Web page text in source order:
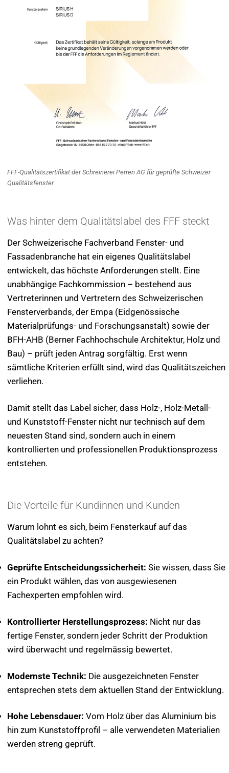
FFF-Qualitätszertifikat der Schreinerei Perren AG für geprüfte Schweizer
Qualitätsfenster
Was hinter dem Qualitätslabel des FFF steckt
Der Schweizerische Fachverband Fenster- und
Fassadenbranche hat ein eigenes Qualitätslabel
entwickelt, das höchste Anforderungen stellt. Eine
unabhängige Fachkommission – bestehend aus
Vertreterinnen und Vertretern des Schweizerischen
Fensterverbands, der Empa (Eidgenössische
Materialprüfungs- und Forschungsanstalt) sowie der
BFH-AHB (Berner Fachhochschule Architektur, Holz und
Bau) – prüft jeden Antrag sorgfältig. Erst wenn
sämtliche Kriterien erfüllt sind, wird das Qualitätszeichen
verliehen.
Damit stellt das Label sicher, dass Holz-, Holz-Metall-
und Kunststoff-Fenster nicht nur technisch auf dem
neuesten Stand sind, sondern auch in einem
kontrollierten und professionellen Produktionsprozess
entstehen.
Die Vorteile für Kundinnen und Kunden
Warum lohnt es sich, beim Fensterkauf auf das
Qualitätslabel zu achten?
Geprüfte Entscheidungssicherheit: Sie wissen, dass Sie
ein Produkt wählen, das von ausgewiesenen
Fachexperten empfohlen wird.
Kontrollierter Herstellungsprozess: Nicht nur das
fertige Fenster, sondern jeder Schritt der Produktion
wird überwacht und regelmässig bewertet.
Modernste Technik: Die ausgezeichneten Fenster
entsprechen stets dem aktuellen Stand der Entwicklung.
Hohe Lebensdauer: Vom Holz über das Aluminium bis
hin zum Kunststoffprofil – alle verwendeten Materialien
werden streng geprüft.